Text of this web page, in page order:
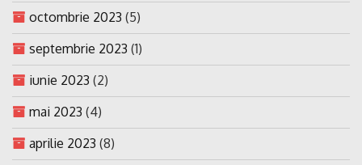
octombrie 2023 (5)
septembrie 2023 (1)
iunie 2023 (2)
mai 2023 (4)
aprilie 2023 (8)